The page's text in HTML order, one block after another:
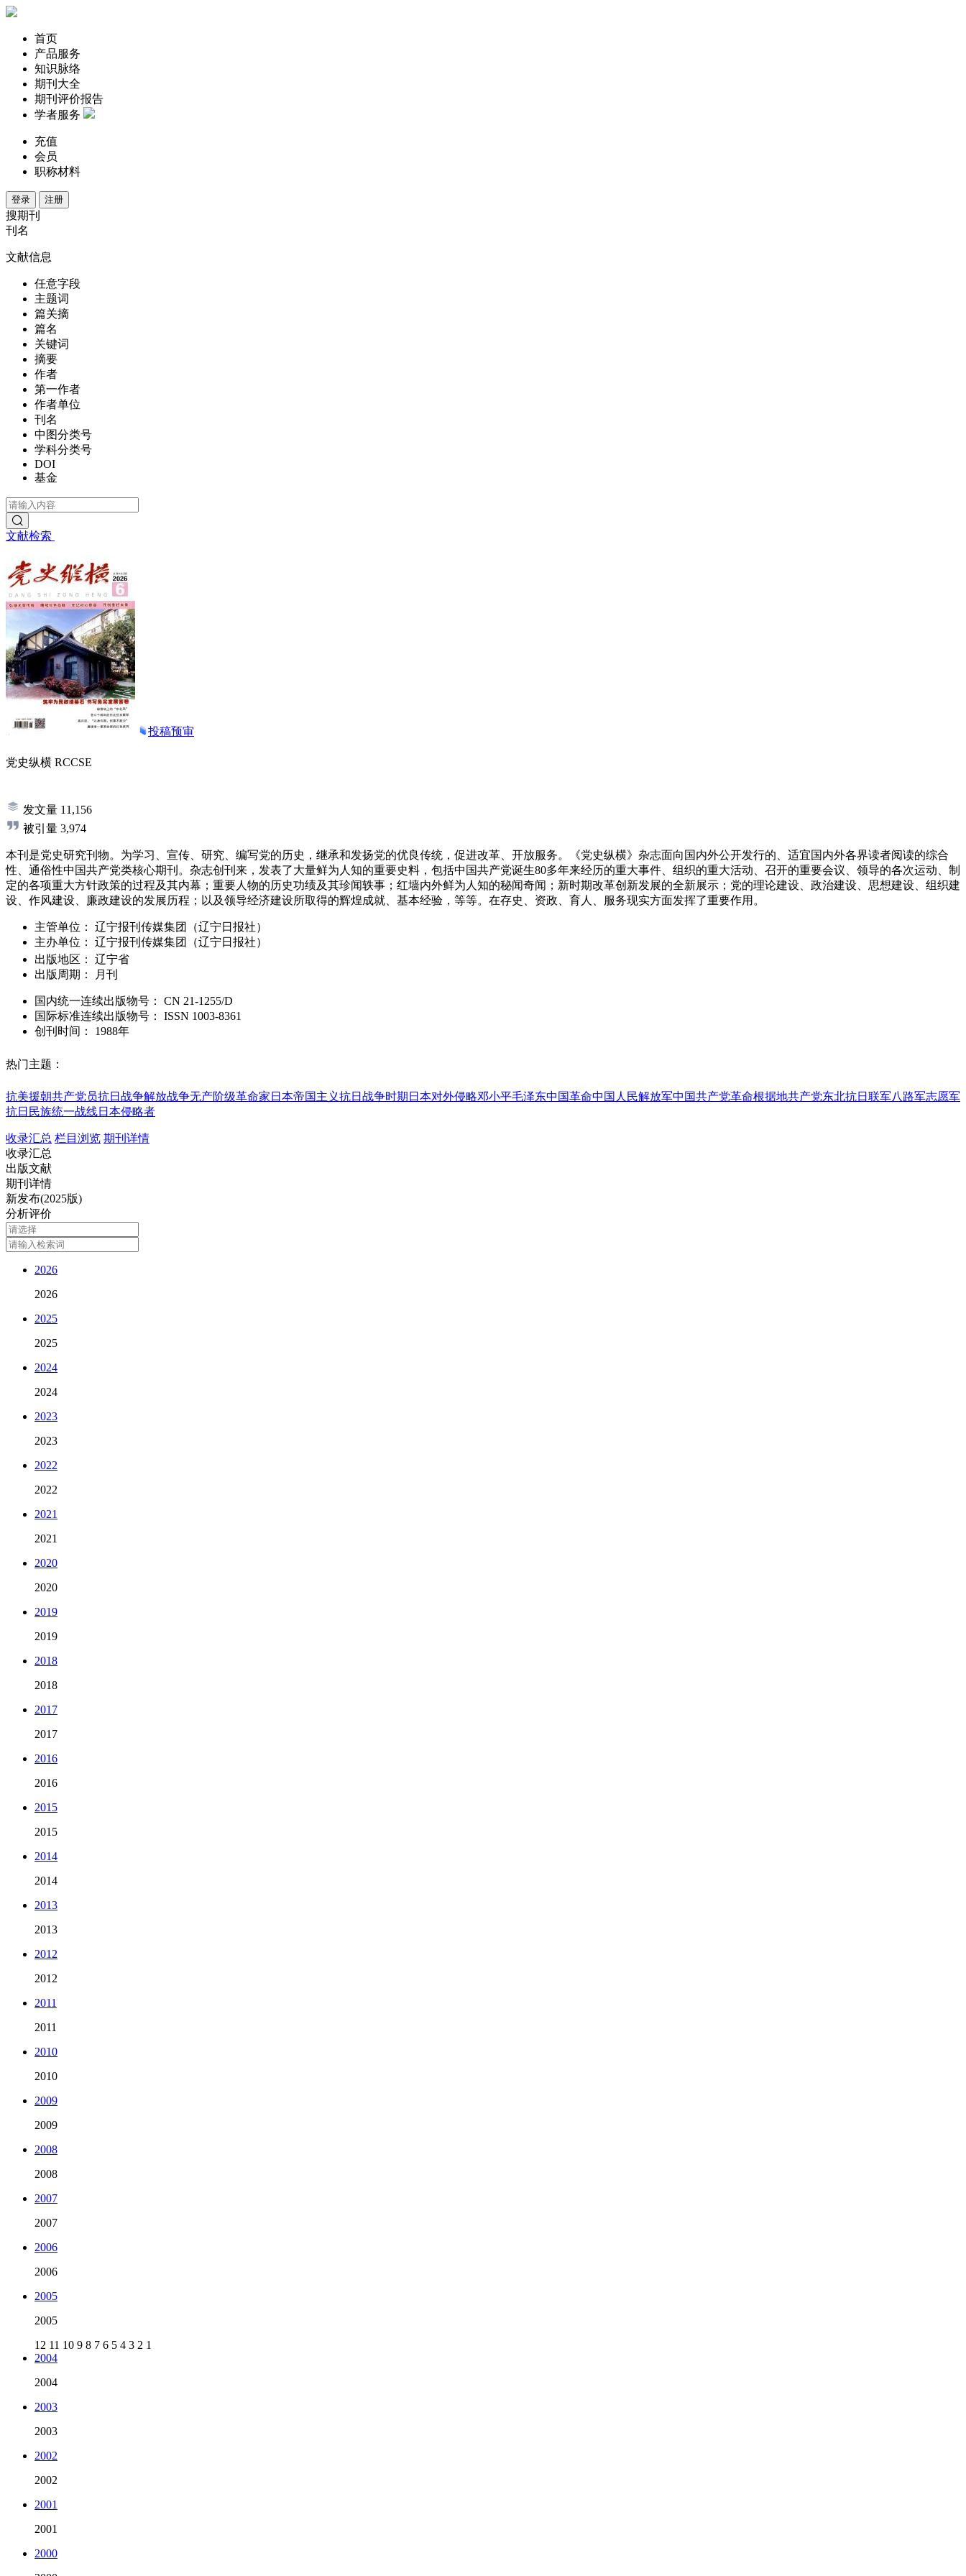
首页
产品服务
知识脉络
期刊大全
期刊评价报告
学者服务
充值
会员
职称材料
登录 注册
搜期刊
刊名
文献信息
任意字段
主题词
篇关摘
篇名
关键词
摘要
作者
第一作者
作者单位
刊名
中图分类号
学科分类号
DOI
基金
文献检索
投稿预审
党史纵横 RCCSE
发文量 11,156
被引量 3,974
本刊是党史研究刊物。为学习、宣传、研究、编写党的历史，继承和发扬党的优良传统，促进改革、开放服务。《党史纵横》杂志面向国内外公开发行的、适宜国内外各界读者阅读的综合
性、通俗性中国共产党类核心期刊。杂志创刊来，发表了大量鲜为人知的重要史料，包括中国共产党诞生80多年来经历的重大事件、组织的重大活动、召开的重要会议、领导的各次运动、制
定的各项重大方针政策的过程及其内幕；重要人物的历史功绩及其珍闻轶事；红墙内外鲜为人知的秘闻奇闻；新时期改革创新发展的全新展示；党的理论建设、政治建设、思想建设、组织建
设、作风建设、廉政建设的发展历程；以及领导经济建设所取得的辉煌成就、基本经验，等等。在存史、资政、育人、服务现实方面发挥了重要作用。
主管单位：
辽宁报刊传媒集团（辽宁日报社）
主办单位：
辽宁报刊传媒集团（辽宁日报社）
出版地区：
辽宁省
出版周期：
月刊
国内统一连续出版物号： CN 21-1255/D
国际标准连续出版物号 ： ISSN 1003-8361
创刊时间：
1988年
热门主题：
抗美援朝共产党员抗日战争解放战争无产阶级革命家 日本帝国主义抗日战争时期 日本对外侵略邓小平毛泽东中国革命中国人民解放军中国共产党革命根据地共产党东北抗日联军八路军志愿军
抗日民族统一战线日本侵略者
收录汇总 栏目浏览 期刊详情
收录汇总
出版文献
期刊详情
新发布(2025版)
分析评价
2026
2026
2025
2025
2024
2024
2023
2023
2022
2022
2021
2021
2020
2020
2019
2019
2018
2018
2017
2017
2016
2016
2015
2015
2014
2014
2013
2013
2012
2012
2011
2011
2010
2010
2009
2009
2008
2008
2007
2007
2006
2006
2005
2005
12 11 10 9 8 7 6 5 4 3 2 1
2004
2004
2003
2003
2002
2002
2001
2001
2000